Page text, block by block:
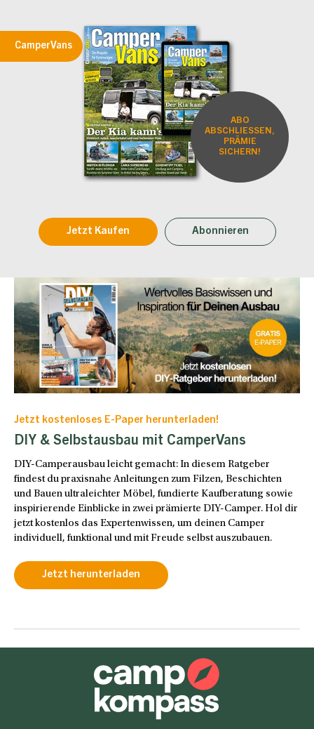
CamperVans
ABO
ABSCHLIESSEN,
PRÄMIE
SICHERN!
Jetzt Kaufen Abonnieren
Jetzt kostenloses E-Paper herunterladen!
DIY & Selbstausbau mit CamperVans
DIY-Camperausbau leicht gemacht: In diesem Ratgeber
findest du praxisnahe Anleitungen zum Filzen, Beschichten
und Bauen ultraleichter Möbel, fundierte Kaufberatung sowie
inspirierende Einblicke in zwei prämierte DIY-Camper. Hol dir
jetzt kostenlos das Expertenwissen, um deinen Camper
individuell, funktional und mit Freude selbst auszubauen.
Jetzt herunterladen